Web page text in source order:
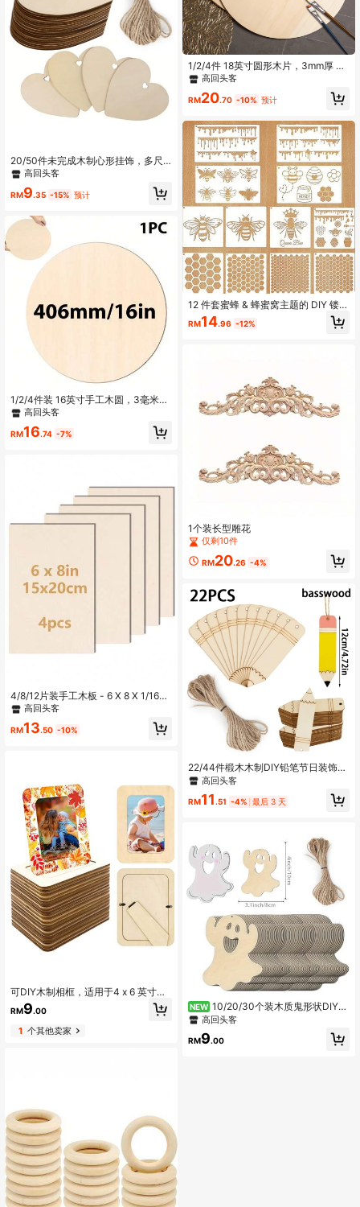
20/50件未完成木制心形挂饰，多尺
寸适用于DIY手工艺、圣诞树装饰及婚
高回头客
RM9.35 -15% 预计
1/2/4件装 16英寸手工木圆，3毫米厚
- 空白圆形木片，适用于绘画、DIY门
高回头客
RM16.74 -7%
4/8/12片装手工木板 - 6 X 8 X 1/16英
寸 - 2mm厚胶合板正方形木板，适用
高回头客
RM13.50 -10%
可DIY木制相框，适用于4 x 6 英寸照
片、工艺品木制相框未完成实木照片
相框，适用于工艺品木制、绘画、艺
术项目木制装饰
RM9.00
1个其他卖家
1/2/4件 18英寸圆形木片，3mm厚 用
于工艺品制作，圆形木片，空白圆形
画等用途。
高回头客
RM20.70 -10% 预计
12 件套蜜蜂 & 蜂蜜窝主题的 DIY 镂空
绘画模板，可重复使用的PET模板，
全套围绕蜜蜂、蜂蜜、蜂巢元素设
RM14.96 -12%
1个装长型雕花
仅剩10件
RM20.26 -4%
22/44件椴木木制DIY铅笔节日装饰
品，木制铅笔造型，带10m麻绳，适
高回头客
RM11.51 -4% 最后 3 天
NEW 10/20/30个装木质鬼形状DIY工
艺品 - 带10m长绳 未完成的木切割
挂装饰
高回头客
RM9.00